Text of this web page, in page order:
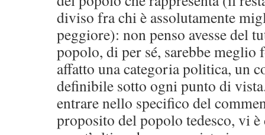
diviso fra chi è assolutamente
peggiore): non penso avesse del
popolo, di per sé, sarebbe meglio
affatto una categoria politica, un
definibile sotto ogni punto di
entrare nello specifico del
proposito del popolo tedesco, vi è